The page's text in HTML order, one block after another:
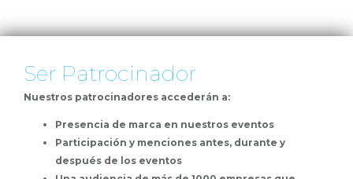
Ser Patrocinador
Nuestros patrocinadores accederán a:
Presencia de marca en nuestros eventos
Participación y menciones antes, durante y
después de los eventos